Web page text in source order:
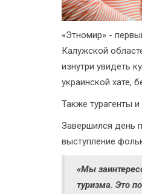
«Этномир» -
Калужской
изнутри увидеть
украинской хате,
Также турагенты
Завершился день
выступление
«Мы
туризма. Это